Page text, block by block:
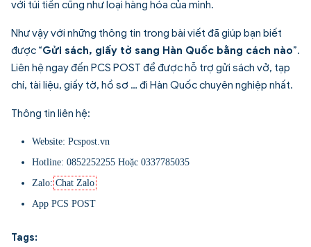
với túi tiền cũng như loại hàng hóa của mình.
Như vậy với những thông tin trong bài viết đã giúp bạn biết
được “Gửi sách, giấy tờ sang Hàn Quốc bằng cách nào”.
Liên hệ ngay đến PCS POST để được hỗ trợ gửi sách vở, tạp
chí, tài liệu, giấy tờ, hồ sơ … đi Hàn Quốc chuyên nghiệp nhất.
Thông tin liên hệ:
Website: Pcspost.vn
Hotline: 0852252255 Hoặc 0337785035
Zalo:Chat Zalo
App PCS POST
Tags: